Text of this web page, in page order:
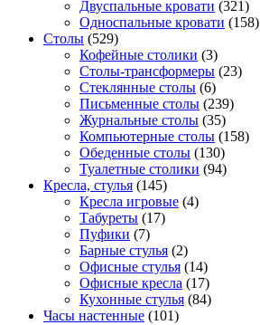
Двуспальные кровати (321)
Односпальные кровати (158)
Столы (529)
Кофейные столики (3)
Столы-трансформеры (23)
Стеклянные столы (6)
Письменные столы (239)
Журнальные столы (35)
Компьютерные столы (158)
Обеденные столы (130)
Туалетные столики (94)
Кресла, стулья (145)
Кресла игровые (4)
Табуреты (17)
Пуфики (7)
Барные стулья (2)
Офисные стулья (14)
Офисные кресла (17)
Кухонные стулья (84)
Часы настенные (101)